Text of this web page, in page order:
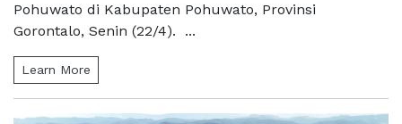
Pohuwato di Kabupaten Pohuwato, Provinsi
Gorontalo, Senin (22/4). ...
Learn More